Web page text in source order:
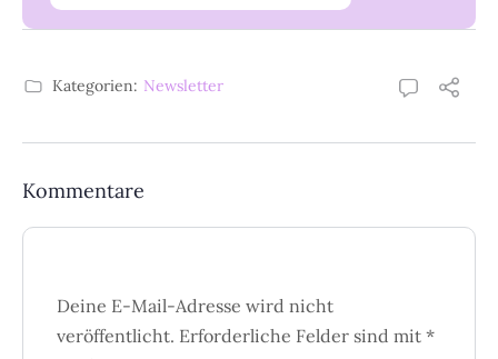
Kategorien: Newsletter
Kommentare
Deine E-Mail-Adresse wird nicht
veröffentlicht. Erforderliche Felder sind mit *